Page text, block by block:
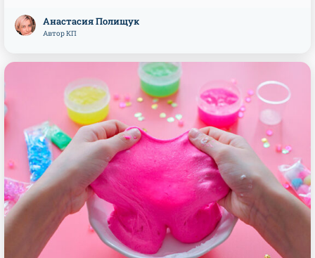
Анастасия Полищук
Автор КП